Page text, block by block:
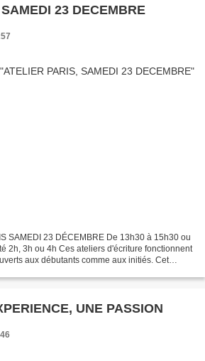
23 DECEMBRE
SAMEDI 23 DÉCEMBRE De 13h30 à 15h30 ou
2h, 3h ou 4h Ces ateliers d'écriture fonctionnent
aux débutants comme aux initiés. Cet
UNE PASSION